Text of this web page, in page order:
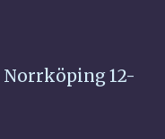
Norrköping 12-